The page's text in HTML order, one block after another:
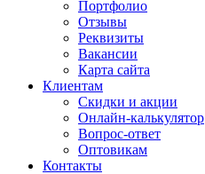
Портфолио
Отзывы
Реквизиты
Вакансии
Карта сайта
Клиентам
Скидки и акции
Онлайн-калькулятор
Вопрос-ответ
Оптовикам
Контакты